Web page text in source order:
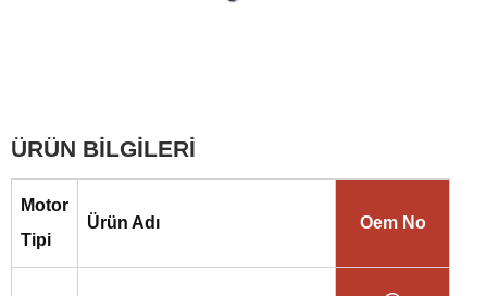
ÜRÜN BİLGİLERİ
Motor
Tipi
Ürün Adı Oem No